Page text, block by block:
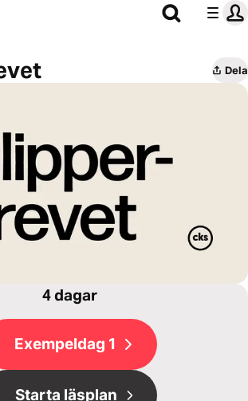
Dela
4 dagar
Exempeldag 1
Starta läsplan